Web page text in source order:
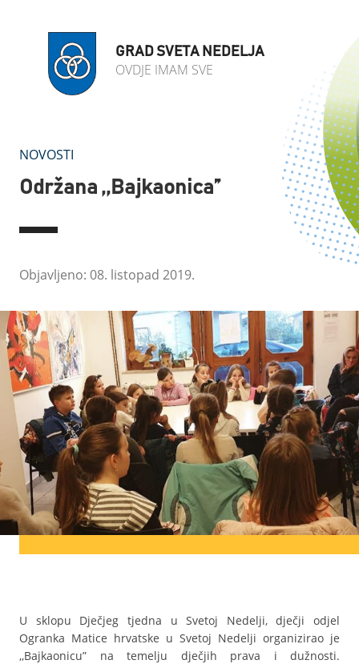
GRAD SVETA NEDELJA
OVDJE IMAM SVE
NOVOSTI
Održana ,,Bajkaonica”
Objavljeno: 08. listopad 2019.
U sklopu Dječjeg tjedna u Svetoj Nedelji, dječji odjel
Ogranka Matice hrvatske u Svetoj Nedelji organizirao je
,,Bajkaonicu” na temelju dječjih prava i dužnosti.